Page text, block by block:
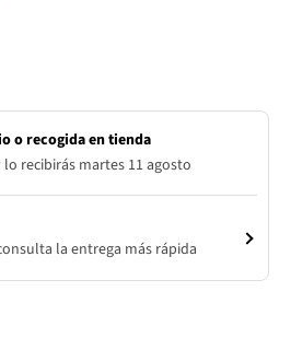
o recogida en tienda
recibirás martes 11 agosto
la entrega más rápida